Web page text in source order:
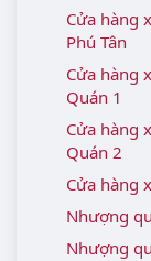
Cửa hàng
Phú Tân
Cửa hàng
Quán 1
Cửa hàng
Quán 2
Cửa hàng
Nhượng
Nhượng